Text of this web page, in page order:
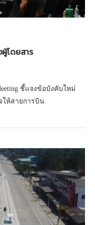
โดยสาร
ชี้แจงข้อบังคับใหม่
ให้สายการบิน